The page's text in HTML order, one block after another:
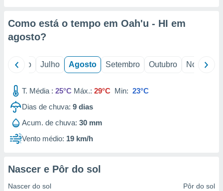
através
estudos
de
Como está o tempo em Oah'u - HI em
agosto?
Junho Julho Agosto Setembro Outubro Novembro
T. Média : 25°C Máx.: 29°C Min: 23°C
Dias de chuva: 9 dias
Acum. de chuva: 30 mm
Vento médio: 19 km/h
Nascer e Pôr do sol
Nascer do sol Pôr do sol